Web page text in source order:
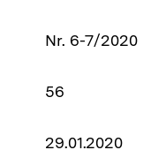
Nr. 6-7/2020
56
29.01.2020